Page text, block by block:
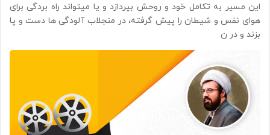
این مسیر به تکامل خود و روحش بپردازد و یا میتواند راه بردگی برای
هوای نفس و شیطان را پیش گرفته، در منجلاب آلودگی ها دست و پا
بزند و در ن